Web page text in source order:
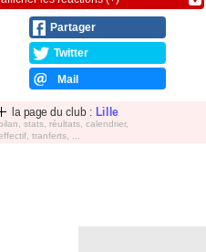
Partager
Twitter
Mail
la page du club : Lille
stats, réultats, calendrier,
tranferts, ...